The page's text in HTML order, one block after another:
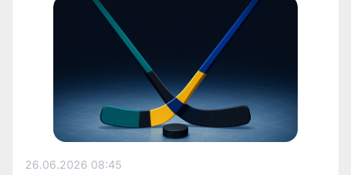
26.06.2026 08:45